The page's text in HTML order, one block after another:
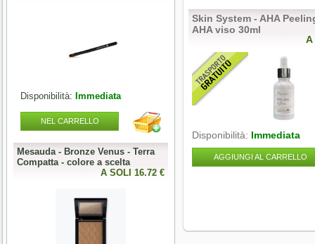
Disponibilità: Immediata
NEL CARRELLO
Mesauda - Bronze Venus - Terra
Compatta - colore a scelta
A SOLI 16.72 €
Disponibilità:
Mesauda - MNP One Phase
Builder Gel 50g - colore a scelta
Skin System - AHA
AHA viso 30ml
A
Disponibilità: Immediata
AGGIUNGI AL CARRELLO